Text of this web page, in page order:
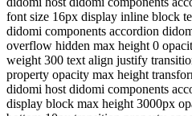
font size 16px display inline block
didomi components accordion
overflow hidden max height 0
weight 300 text align justify
property opacity max height
didomi host didomi components
display block max height 3000px